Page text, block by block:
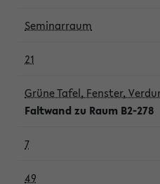
Seminarraum
21
Grüne Tafel, Fenster,
Faltwand zu Raum B2-278
7
49